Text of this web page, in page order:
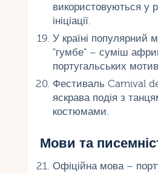
використовуються у
ініціації.
У країні популярний
"гумбе" – суміш
португальських
Фестиваль Carnival
яскрава подія з
костюмами.
Мови та
Офіційна мова –